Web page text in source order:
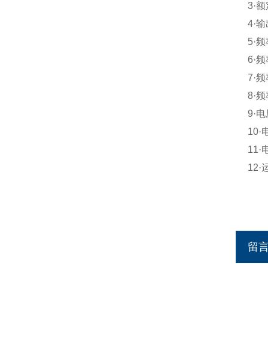
3·
4·
5·
6·
7·
8·
9·
10·
11·
12·
留